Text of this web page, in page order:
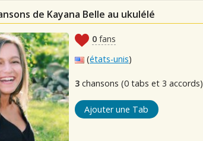
de Kayana Belle au ukulélé
0 fans
(états-unis)
3 chansons (0 tabs et 3 accords)
Ajouter une Tab